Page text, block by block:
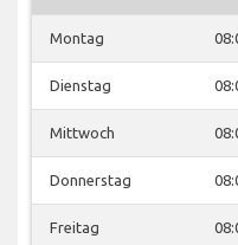
Montag
Dienstag
Mittwoch
Donnerstag
Freitag